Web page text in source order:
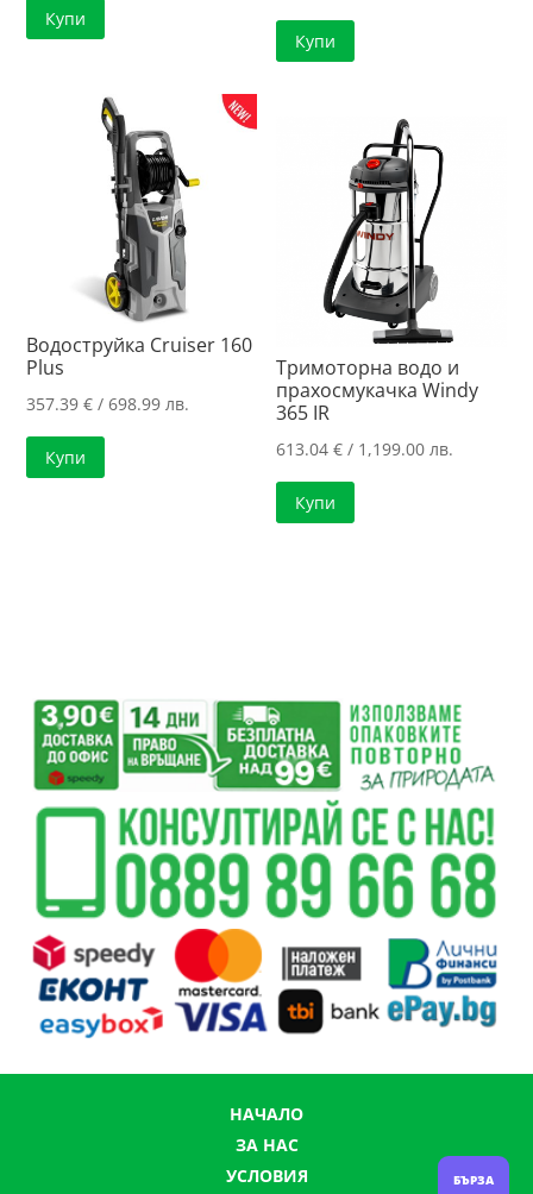
Купи
Купи
Водоструйка Cruiser 160
Plus
357.39€ / 698.99 лв.
Купи
Тримоторна водо и
прахосмукачка Windy
365 IR
613.04€ / 1,199.00 лв.
Купи
НАЧАЛО
ЗА НАС
УСЛОВИЯ
БЪРЗА